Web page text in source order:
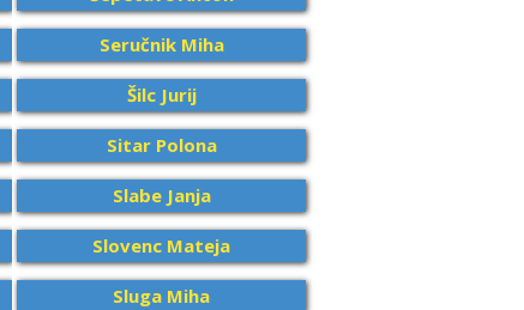
Seručnik Miha
Šilc Jurij
Sitar Polona
Slabe Janja
Slovenc Mateja
Sluga Miha